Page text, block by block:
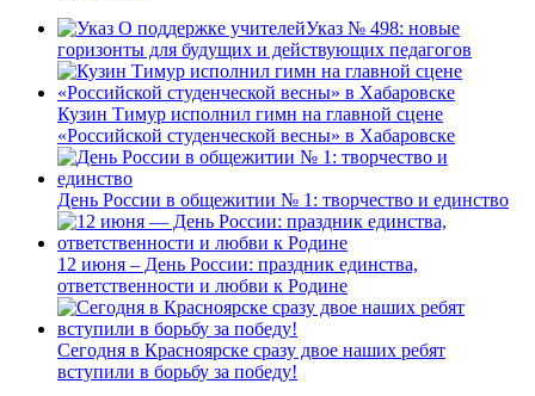
Указ № 498: новые
горизонты для будущих и действующих педагогов
Кузин Тимур исполнил гимн на главной сцене
«Российской студенческой весны» в Хабаровске
День России в общежитии № 1: творчество и единство
12 июня – День России: праздник единства,
ответственности и любви к Родине
Сегодня в Красноярске сразу двое наших ребят
вступили в борьбу за победу!